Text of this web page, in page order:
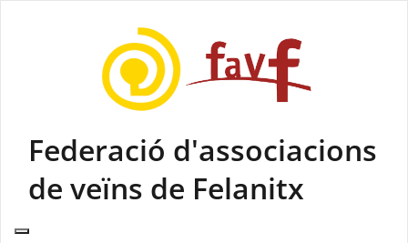
Federació d'associacions
de veïns de Felanitx